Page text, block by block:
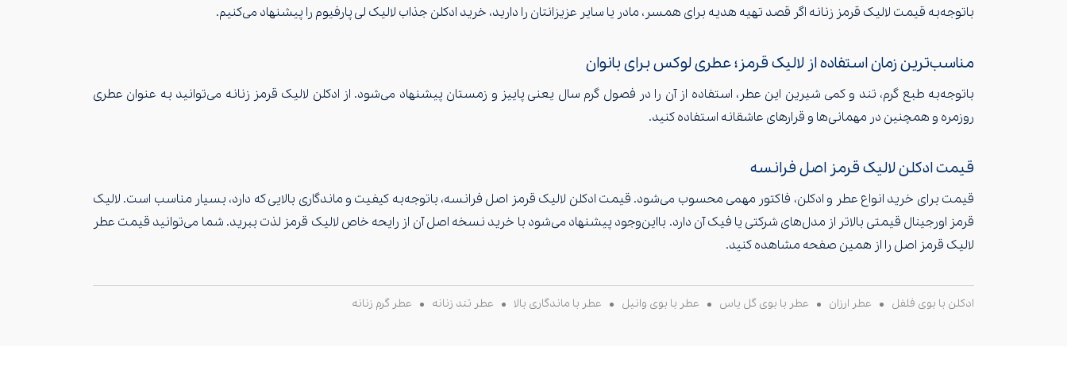
با‌توجه‌به قیمت لالیک قرمز زنانه اگر قصد تهیه هدیه برای همسر، مادر یا سایر عزیزانتان را دارید، خرید ادکلن جذاب لالیک لی پارفیوم را پیشنهاد می‌کنیم.
مناسب‌ترین زمان استفاده از لالیک قرمز؛ عطری لوکس برای بانوان
با‌توجه‌به طبع گرم، تند و کمی شیرین این عطر، استفاده از آن را در فصول گرم سال یعنی پاییز و زمستان پیشنهاد می‌شود. از ادکلن لالیک قرمز زنانه می‌توانید به عنوان عطری
روزمره و همچنین در مهمانی‌ها و قرارهای عاشقانه استفاده کنید.
قیمت ادکلن لالیک قرمز اصل فرانسه
قیمت برای خرید انواع عطر و ادکلن، فاکتور مهمی محسوب می‌شود. قیمت ادکلن لالیک قرمز اصل فرانسه، با‌توجه‌به کیفیت و ماندگاری بالایی که دارد، بسیار مناسب است. لالیک
قرمز اورجینال قیمتی بالاتر از مدل‌های شرکتی یا فیک آن دارد. با‌این‌وجود پیشنهاد می‌شود با خرید نسخه اصل آن از رایحه خاص لالیک قرمز لذت ببرید. شما می‌توانید قیمت عطر
لالیک قرمز اصل را از همین صفحه مشاهده کنید.
ادکلن با بوی فلفل عطر ارزان عطر با بوی گل یاس عطر با بوی وانیل عطر با ماندگاری بالا عطر تند زنانه عطر گرم زنانه